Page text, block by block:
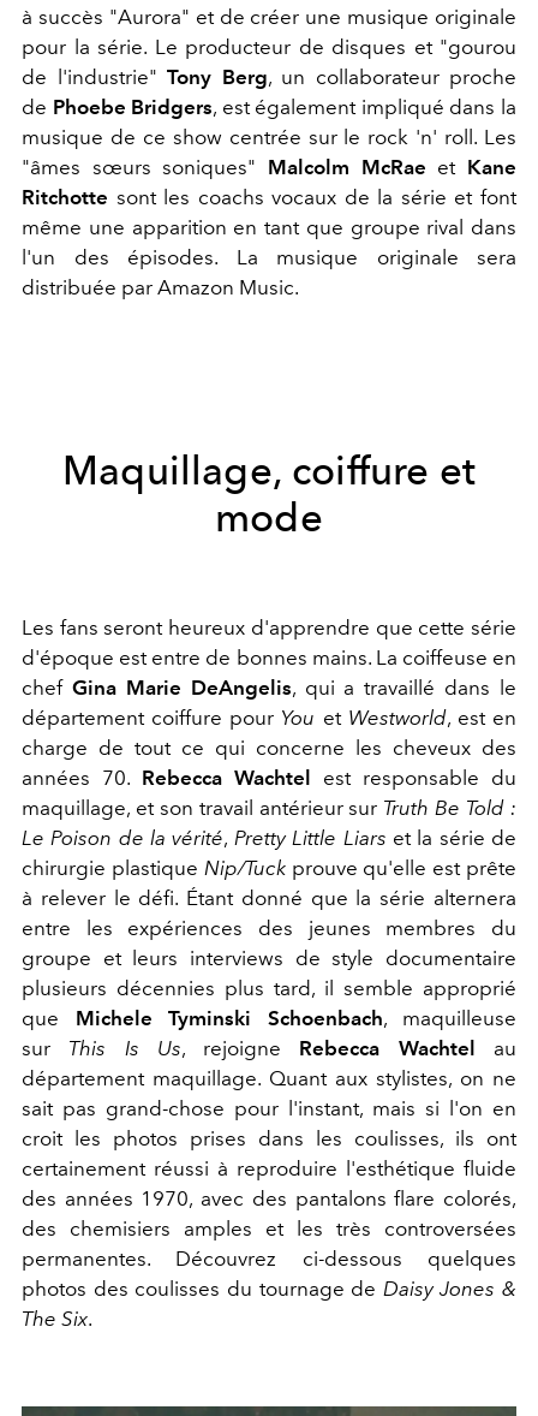
à succès "Aurora" et de créer une musique originale
pour la série. Le producteur de disques et "gourou
de l'industrie" Tony Berg, un collaborateur proche
de Phoebe Bridgers, est également impliqué dans la
musique de ce show centrée sur le rock 'n' roll. Les
"âmes sœurs soniques" Malcolm McRae et Kane
Ritchotte sont les coachs vocaux de la série et font
même une apparition en tant que groupe rival dans
l'un des épisodes. La musique originale sera
distribuée par Amazon Music.
Maquillage, coiffure et
mode
Les fans seront heureux d'apprendre que cette série
d'époque est entre de bonnes mains. La coiffeuse en
chef Gina Marie DeAngelis, qui a travaillé dans le
département coiffure pour You et Westworld, est en
charge de tout ce qui concerne les cheveux des
années 70. Rebecca Wachtel est responsable du
maquillage, et son travail antérieur sur Truth Be Told :
Le Poison de la vérité, Pretty Little Liars et la série de
chirurgie plastique Nip/Tuckprouve qu'elle est prête
à relever le défi. Étant donné que la série alternera
entre les expériences des jeunes membres du
groupe et leurs interviews de style documentaire
plusieurs décennies plus tard, il semble approprié
que Michele Tyminski Schoenbach, maquilleuse
sur This Is Us, rejoigne Rebecca Wachtel au
département maquillage. Quant aux stylistes, on ne
sait pas grand-chose pour l'instant, mais si l'on en
croit les photos prises dans les coulisses, ils ont
certainement réussi à reproduire l'esthétique fluide
des années 1970, avec des pantalons flare colorés,
des chemisiers amples et les très controversées
permanentes. Découvrez ci-dessous quelques
photos des coulisses du tournage de Daisy Jones &
The Six.